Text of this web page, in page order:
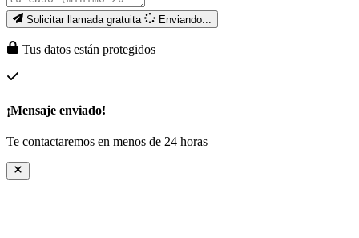
Solicitar llamada gratuita Enviando...
Tus datos están protegidos
¡Mensaje enviado!
Te contactaremos en menos de 24 horas